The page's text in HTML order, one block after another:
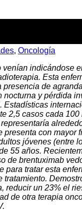
, Oncología
venían indicándose
Esta
presencia de
nocturna y pérdida
Estadísticas
2,5 casos cada
presenta con mayor
jóvenes (entre
55 años.
de brentuximab
para tratar esta
tratamiento.
reducir un 23% el
de otra terapia